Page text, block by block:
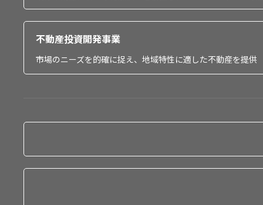
不動産投資開発事業
市場のニーズを的確に捉え、地域特性に適した不動産を提供